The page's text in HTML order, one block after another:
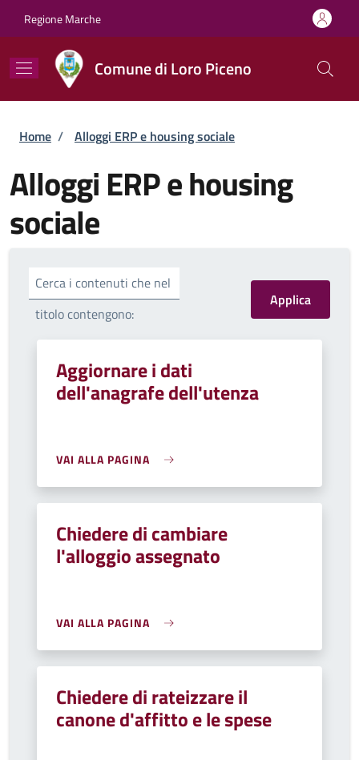
Regione Marche
Comune di Loro Piceno
Briciole di pane
Home / Alloggi ERP e housing sociale
Alloggi ERP e housing
sociale
Cerca i contenuti che nel
titolo contengono:
Aggiornare i dati
dell'anagrafe dell'utenza
VAI ALLA PAGINA
Chiedere di cambiare
l'alloggio assegnato
VAI ALLA PAGINA
Chiedere di rateizzare il
canone d'affitto e le spese